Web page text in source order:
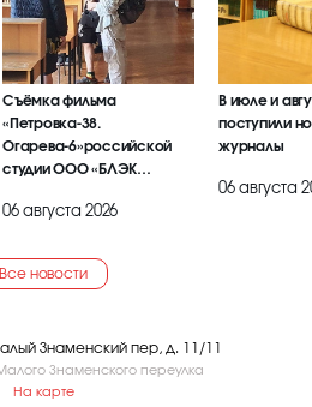
Съёмка фильма
«Петровка-38.
Огарева-6»российской
студии ООО «БЛЭК
06 августа 2026
В июле и
поступили
журналы
06 августа
Все новости
Знаменский пер, д. 11/11
Знаменского переулка
На карте